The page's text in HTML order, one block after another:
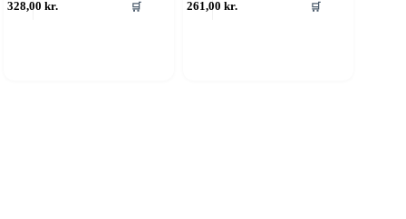
328,00kr. 🛒 261,00kr. 🛒
vare